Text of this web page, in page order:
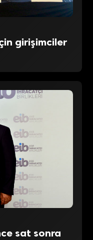
girişimciler
sat sonra